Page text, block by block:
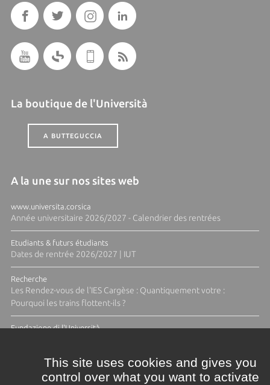
La boutique de l'Università
A BUTTEGUCCIA
A la une sur nos sites web
www.universita.corsica
Année universitaire 2026/2027 - Calendrier des rentrées
Etudiants & futurs étudiants
Dates de rentrée 2026/2027 | IUT
Recherche
Les Rendez-vous de l'IES Cargèse : Quantiquement votre :
Pourquoi les trains flottent-ils ?
Fundazione di l'Università
This site uses cookies and gives you
control over what you want to activate